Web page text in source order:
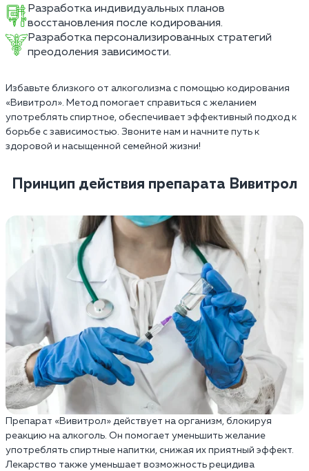
Разработка индивидуальных планов
восстановления после кодирования.
Разработка персонализированных стратегий
преодоления зависимости.
Избавьте близкого от алкоголизма с помощью кодирования
«Вивитрол». Метод помогает справиться с желанием
употреблять спиртное, обеспечивает эффективный подход к
борьбе с зависимостью. Звоните нам и начните путь к
здоровой и насыщенной семейной жизни!
Принцип действия препарата Вивитрол
Препарат «Вивитрол» действует на организм, блокируя
реакцию на алкоголь. Он помогает уменьшить желание
употреблять спиртные напитки, снижая их приятный эффект.
Лекарство также уменьшает возможность рецидива